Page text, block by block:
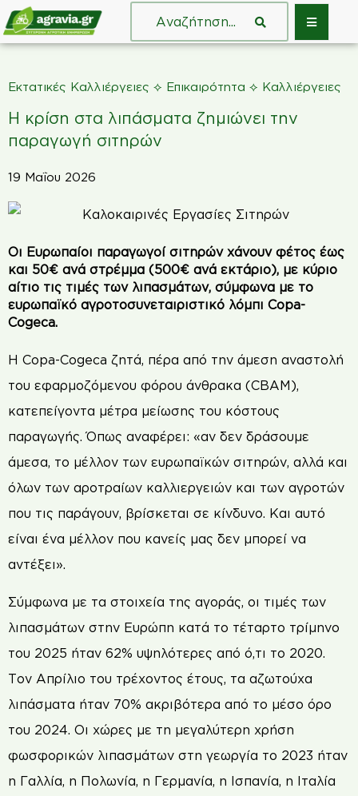
Εκτατικές Καλλιέργειες ⟡ Επικαιρότητα ⟡ Καλλιέργειες
Η κρίση στα λιπάσματα ζημιώνει την
παραγωγή σιτηρών
19 Μαΐου 2026
Οι Ευρωπαίοι παραγωγοί σιτηρών χάνουν φέτος έως
και 50€ ανά στρέμμα (500€ ανά εκτάριο), με κύριο
αίτιο τις τιμές των λιπασμάτων, σύμφωνα με το
ευρωπαϊκό αγροτοσυνεταιριστικό λόμπι Copa-
Cogeca.
Η Copa-Cogeca ζητά, πέρα από την άμεση αναστολή
του εφαρμοζόμενου φόρου άνθρακα (CBAM),
κατεπείγοντα μέτρα μείωσης του κόστους
παραγωγής. Όπως αναφέρει: «αν δεν δράσουμε
άμεσα, το μέλλον των ευρωπαϊκών σιτηρών, αλλά και
όλων των αροτραίων καλλιεργειών και των αγροτών
που τις παράγουν, βρίσκεται σε κίνδυνο. Και αυτό
είναι ένα μέλλον που κανείς μας δεν μπορεί να
αντέξει».
Σύμφωνα με τα στοιχεία της αγοράς, οι τιμές των
λιπασμάτων στην Ευρώπη κατά το τέταρτο τρίμηνο
του 2025 ήταν 62% υψηλότερες από ό,τι το 2020.
Τον Απρίλιο του τρέχοντος έτους, τα αζωτούχα
λιπάσματα ήταν 70% ακριβότερα από το μέσο όρο
του 2024. Οι χώρες με τη μεγαλύτερη χρήση
φωσφορικών λιπασμάτων στη γεωργία το 2023 ήταν
η Γαλλία, η Πολωνία, η Γερμανία, η Ισπανία, η Ιταλία